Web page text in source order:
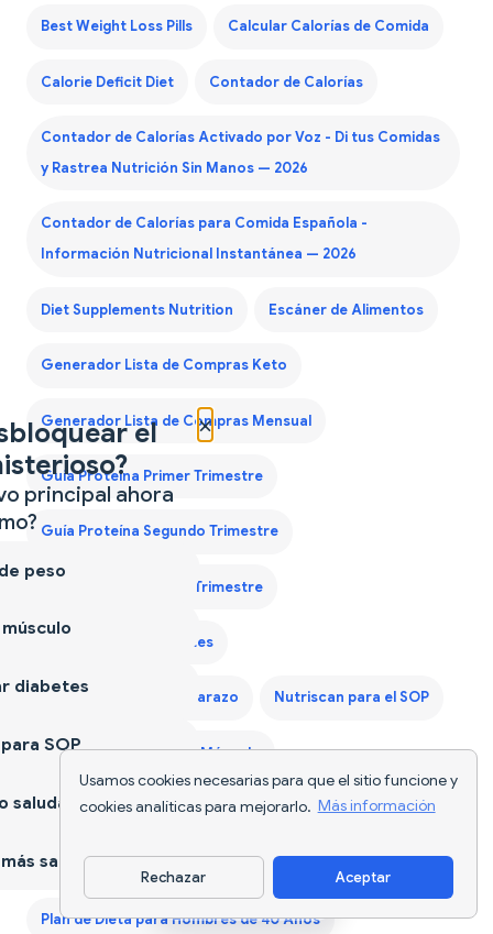
Usamos cookies necesarias para que el sitio funcione y
cookies analíticas para mejorarlo. Más información
Rechazar Aceptar
Best Weight Loss Pills Calcular Calorías de Comida
Calorie Deficit Diet Contador de Calorías
Contador de Calorías Activado por Voz - Di tus Comidas
y Rastrea Nutrición Sin Manos — 2026
Contador de Calorías para Comida Española -
Información Nutricional Instantánea — 2026
Diet Supplements Nutrition Escáner de Alimentos
Generador Lista de Compras Keto
Generador Lista de Compras Mensual
Guía Proteína Primer Trimestre
Guía Proteína Segundo Trimestre
Guía Proteína Tercer Trimestre
Nutriscan para Diabetes
Nutriscan para el Embarazo Nutriscan para el SOP
Nutriscan para Ganar Músculo
Nutriscan para Perder Peso
Plan de Dieta para Ganar Peso España
Plan de Dieta para Hombres de 40 Años
Descargar app
×
el
principal ahora
peso
diabetes
SOP
saludable
sano